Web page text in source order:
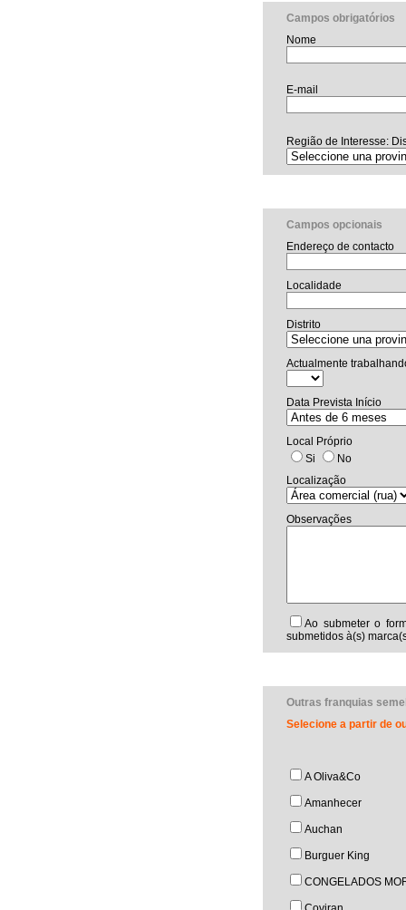
Campos obrigatórios
Nome
E-mail
Região de Interesse:
Campos opcionais
Endereço de contacto
Localidade
Distrito
Actualmente
Data Prevista Início
Local Próprio
Si
No
Localização
Observações
Ao submeter o
submetidos à(s)
Outras franquias
Selecione a partir de
A Oliva&Co
Amanhecer
Auchan
Burguer King
CONGELADOS